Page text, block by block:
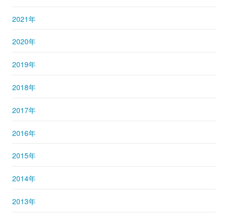
2021年
2020年
2019年
2018年
2017年
2016年
2015年
2014年
2013年